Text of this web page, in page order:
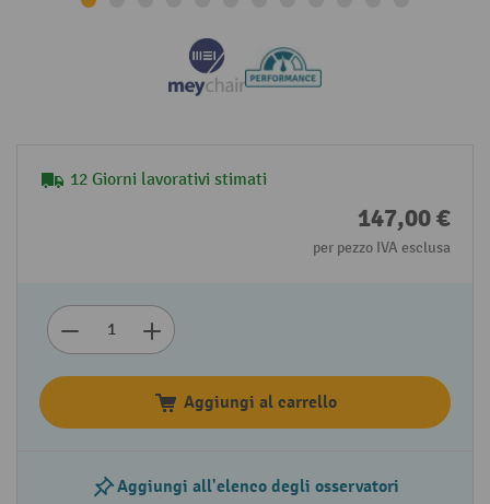
12 Giorni lavorativi stimati
147,00 €
per pezzo IVA esclusa
Aggiungi al carrello
Aggiungi all'elenco degli osservatori